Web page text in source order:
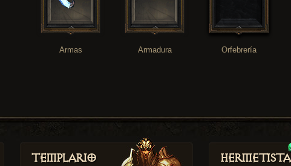
Armas Armadura Orfebrería
Templario Hermetista